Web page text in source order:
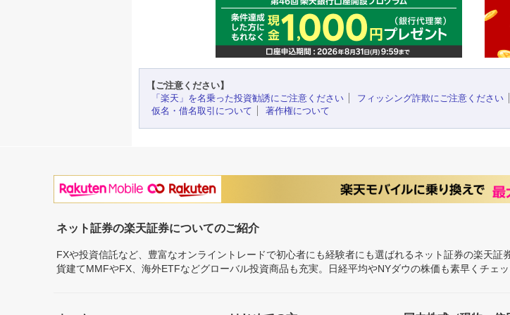
【ご注意ください】
「楽天」を名乗った投資勧誘にご注意ください
フィッシング詐欺にご注意ください
仮名・借名取引について
著作権について
ネット証券の楽天証券についてのご紹介
FXや投資信託など、豊富なオンライントレードで初心者にも経験者にも選ばれるネット証券の楽天
貨建てMMFやFX、海外ETFなどグローバル投資商品も充実。日経平均やNYダウの株価も素早くチェッ